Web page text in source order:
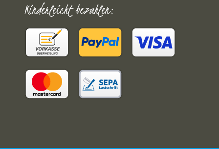
Kinderleicht bezahlen: